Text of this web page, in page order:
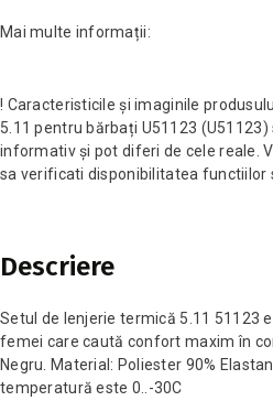
Mai multe informații:
! Caracteristicile și imaginile
5.11 pentru bărbați U51123
informativ și pot diferi de cele reale.
sa verificati disponibilitatea functiilor
Descriere
Setul de lenjerie termică 5.11 51123
femei care caută confort maxim în
Negru. Material: Poliester 90%
temperatură este 0..-30C